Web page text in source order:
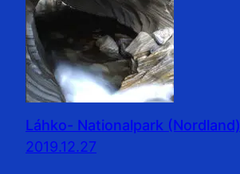
Láhko- Nationalpark (Nordland)
2019.12.27